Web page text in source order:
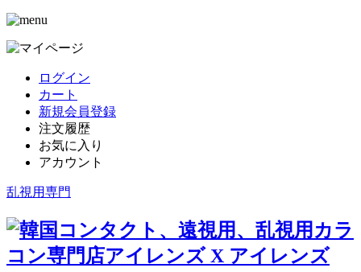
ログイン
カート
新規会員登録
注文履歴
お気に入り
アカウント
乱視用専門